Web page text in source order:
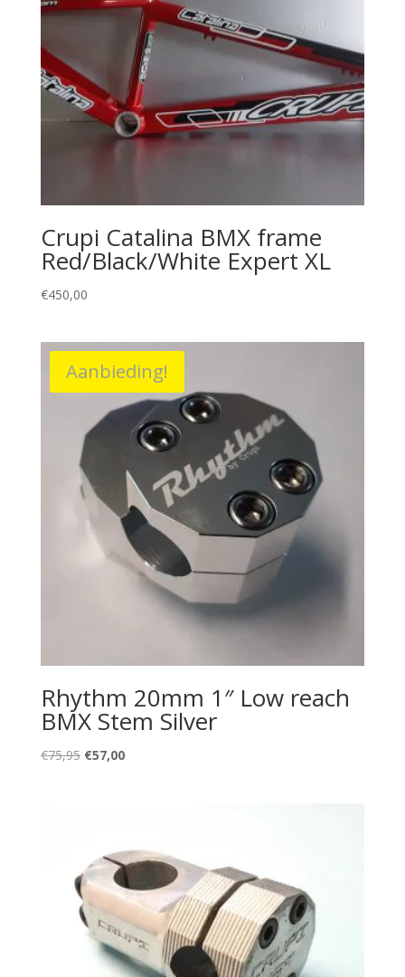
Crupi Catalina BMX frame
Red/Black/White Expert XL
€450,00
Aanbieding!
Rhythm 20mm 1″ Low reach
BMX Stem Silver
€75,95 Oorspronkelijke
€57,00Huidige